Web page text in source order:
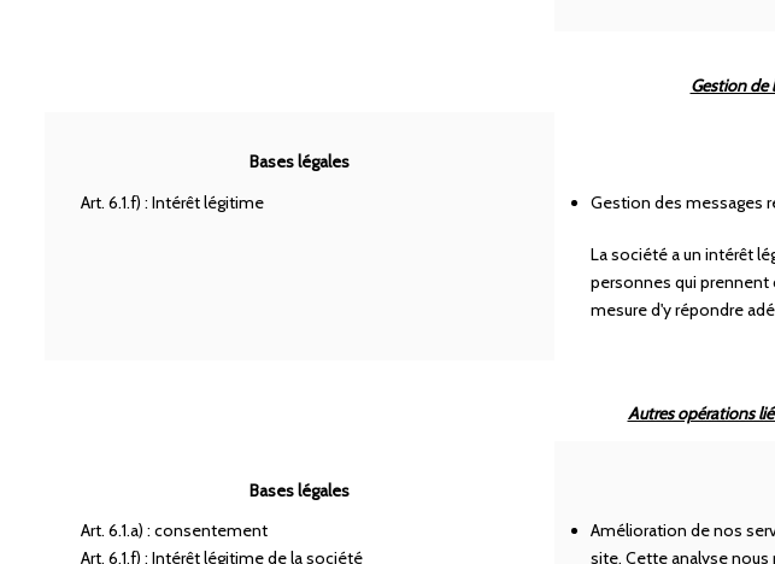
Gestion de
Bases légales
Art. 6.1.f) : Intérêt légitime
Gestion des messages
La société a un intérêt
personnes qui prennent
mesure d'y répondre
Autres opérations
Bases légales
Art. 6.1.a) : consentement
Art. 6.1.f) : Intérêt légitime de la société
Amélioration de nos
site. Cette analyse